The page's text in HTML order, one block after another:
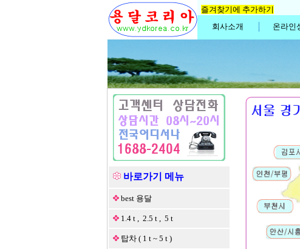
즐겨찾기에 추가하기
회사소개
온라인
바로가기 메뉴
best 용달
1.4 t , 2.5 t , 5 t
탑차 ( 1 t ~ 5 t )